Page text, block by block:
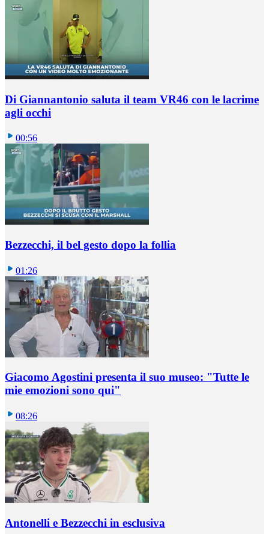
Di Giannantonio saluta il team VR46 con le lacrime
agli occhi
00:56
Bezzecchi, il bel gesto dopo la follia
01:26
Giacomo Agostini presenta il suo museo: "Tutte le
mie emozioni sono qui"
08:26
Antonelli e Bezzecchi in esclusiva